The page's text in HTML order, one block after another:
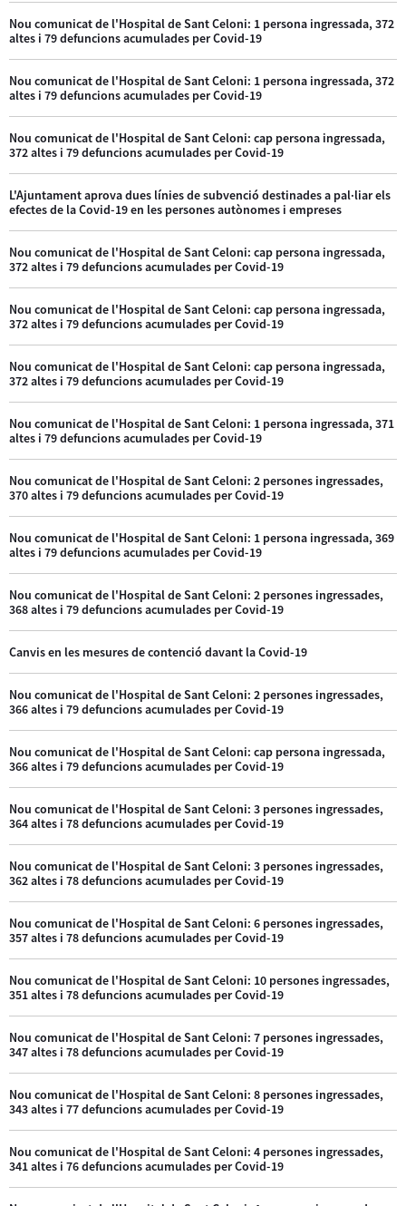
Nou comunicat de l'Hospital de Sant Celoni: 1 persona ingressada, 372
altes i 79 defuncions acumulades per Covid-19
Nou comunicat de l'Hospital de Sant Celoni: 1 persona ingressada, 372
altes i 79 defuncions acumulades per Covid-19
Nou comunicat de l'Hospital de Sant Celoni: cap persona ingressada,
372 altes i 79 defuncions acumulades per Covid-19
L'Ajuntament aprova dues línies de subvenció destinades a pal·liar els
efectes de la Covid-19 en les persones autònomes i empreses
Nou comunicat de l'Hospital de Sant Celoni: cap persona ingressada,
372 altes i 79 defuncions acumulades per Covid-19
Nou comunicat de l'Hospital de Sant Celoni: cap persona ingressada,
372 altes i 79 defuncions acumulades per Covid-19
Nou comunicat de l'Hospital de Sant Celoni: cap persona ingressada,
372 altes i 79 defuncions acumulades per Covid-19
Nou comunicat de l'Hospital de Sant Celoni: 1 persona ingressada, 371
altes i 79 defuncions acumulades per Covid-19
Nou comunicat de l'Hospital de Sant Celoni: 2 persones ingressades,
370 altes i 79 defuncions acumulades per Covid-19
Nou comunicat de l'Hospital de Sant Celoni: 1 persona ingressada, 369
altes i 79 defuncions acumulades per Covid-19
Nou comunicat de l'Hospital de Sant Celoni: 2 persones ingressades,
368 altes i 79 defuncions acumulades per Covid-19
Canvis en les mesures de contenció davant la Covid-19
Nou comunicat de l'Hospital de Sant Celoni: 2 persones ingressades,
366 altes i 79 defuncions acumulades per Covid-19
Nou comunicat de l'Hospital de Sant Celoni: cap persona ingressada,
366 altes i 79 defuncions acumulades per Covid-19
Nou comunicat de l'Hospital de Sant Celoni: 3 persones ingressades,
364 altes i 78 defuncions acumulades per Covid-19
Nou comunicat de l'Hospital de Sant Celoni: 3 persones ingressades,
362 altes i 78 defuncions acumulades per Covid-19
Nou comunicat de l'Hospital de Sant Celoni: 6 persones ingressades,
357 altes i 78 defuncions acumulades per Covid-19
Nou comunicat de l'Hospital de Sant Celoni: 10 persones ingressades,
351 altes i 78 defuncions acumulades per Covid-19
Nou comunicat de l'Hospital de Sant Celoni: 7 persones ingressades,
347 altes i 78 defuncions acumulades per Covid-19
Nou comunicat de l'Hospital de Sant Celoni: 8 persones ingressades,
343 altes i 77 defuncions acumulades per Covid-19
Nou comunicat de l'Hospital de Sant Celoni: 4 persones ingressades,
341 altes i 76 defuncions acumulades per Covid-19